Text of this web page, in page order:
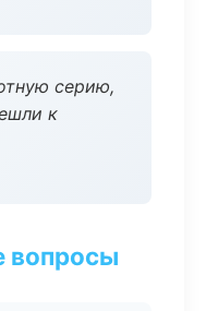
серию,
к
вопросы